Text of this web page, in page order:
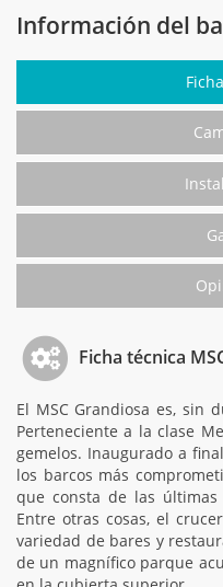
Información del
Ficha técnica
El MSC Grandiosa es, sin
Perteneciente a la clase
gemelos. Inaugurado a
los barcos más
que consta de las
Entre otras cosas, el
variedad de bares y
de un magnífico parque